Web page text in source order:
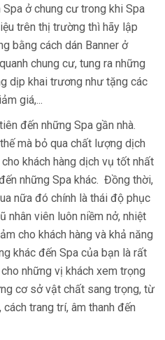
ở chung cư trong khi Spa
trên thị trường thì hãy lập
bằng cách dán Banner ở
chung cư, tung ra những
dịp khai trương như tặng các
giá,...
đến những Spa gần nhà.
mà bỏ qua chất lượng dịch
khách hàng dịch vụ tốt nhất
những Spa khác. Đồng thời,
nữa đó chính là thái độ phục
nhân viên luôn niềm nở, nhiệt
cho khách hàng và khả năng
khác đến Spa của bạn là rất
những vị khách xem trọng
cơ sở vật chất sang trọng, từ
trang trí, âm thanh đến